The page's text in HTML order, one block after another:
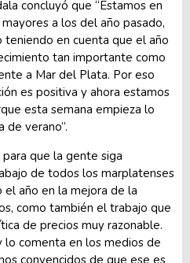
concluyó que “Estamos en
a los del año pasado,
en cuenta que el año
tan importante como
a Mar del Plata. Por eso
es positiva y ahora estamos
esta semana empieza lo
verano”.
que la gente siga
de todos los marplatenses
año en la mejora de la
como también el trabajo que
de precios muy razonable.
comenta en los medios de
convencidos de que ese es